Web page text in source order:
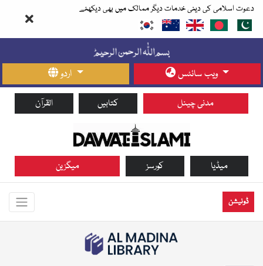
دعوت اسلامی کی دینی خدمات دیگر ممالک میں بھی دیکھئے
اردو ویب سائٹس
القرآن کتابیں مدنی چینل
میگزین کورسز میڈیا
ڈونیشن